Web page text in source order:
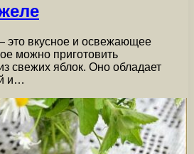
это вкусное и освежающее
можно приготовить
свежих яблок. Оно обладает
и…